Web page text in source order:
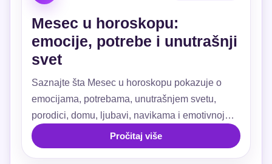
Mesec u horoskopu:
emocije, potrebe i unutrašnji
svet
Saznajte šta Mesec u horoskopu pokazuje o
emocijama, potrebama, unutrašnjem svetu,
porodici, domu, ljubavi, navikama i emotivnoj
sigurnosti.
Pročitaj više